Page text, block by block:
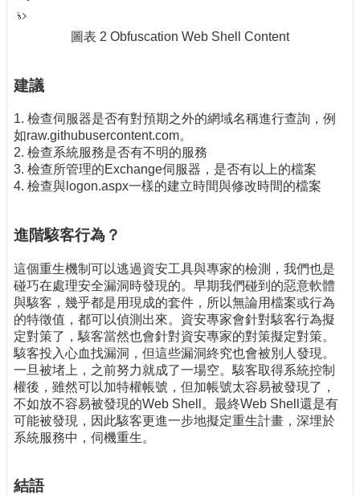
圖表 2 Obfuscation Web Shell Content
建議
1. 檢查伺服器是否有對預期之外的網域名稱進行查詢，例
如raw.githubusercontent.com。
2. 檢查系統服務是否有不明的服務
3. 檢查所管理的Exchange伺服器，是否有以上的檔案
4. 檢查與logon.aspx一樣的建立時間與修改時間的檔案
進階駭客行為？
這個重生機制可以逃過資安工具與專家的檢測，我們也是
碰巧在處理安全漏洞時發現的。早期我們碰到的惡意軟體
與駭客，幾乎都是用現成的套件，所以無論用檔案或行為
的特徵值，都可以偵測出來。資安專家會針對駭客行為擬
定對策了，駭客當然也會針對資安專家的對策擬定對策。
駭客投入心血找漏洞，但這些漏洞終究也會被別人發現。
一旦被堵上，之前努力就成了一場空。駭客取得系統控制
權後，雖然可以加特權帳號，但加帳號太容易被發現了，
不如放不容易被發現的Web Shell。最終Web Shell還是有
可能被發現，因此駭客更進一步地擬定重生計畫，深埋於
系統服務中，伺機重生。
結語